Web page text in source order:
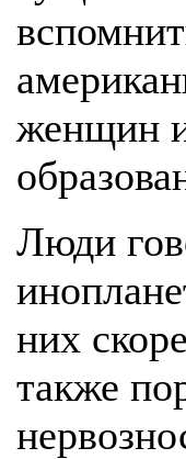
женщин
Люди
них
также